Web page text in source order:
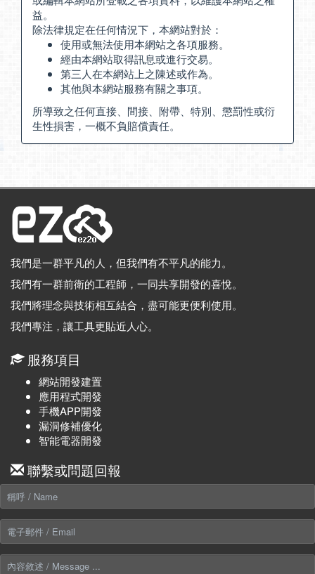
益。
除法律規定在任何情況下，本網站對於：
使用或無法使用本網站之各項服務。
經由本網站取得訊息或進行交易。
第三人在本網站上之陳述或作為。
其他與本網站服務有關之事項。
所導致之任何直接、間接、附帶、特別、懲罰性或衍
生性損害，一概不負賠償責任。
我們是一群平凡的人，但我們有不平凡的能力。
我們有一群前衛的工程師，一同共享開發的喜悅。
我們將理念與技術相互結合，盡可能更便利使用。
我們專注，讓工具更貼近人心。
服務項目
網站開發建置
應用程式開發
手機APP開發
漏洞修補優化
智能電器開發
聯繫或問題回報